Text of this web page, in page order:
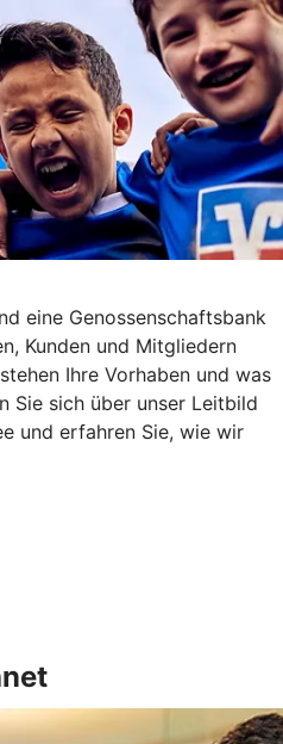
eine Genossenschaftsbank
Kunden und Mitgliedern
Ihre Vorhaben und was
Sie sich über unser Leitbild
und erfahren Sie, wie wir